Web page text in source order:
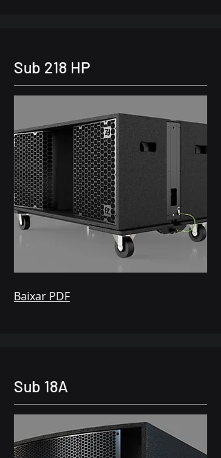
Sub 218 HP
Baixar PDF
Sub 18A